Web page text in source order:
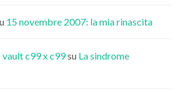
15 novembre 2007: la mia rinascita
c99 x c99su La sindrome